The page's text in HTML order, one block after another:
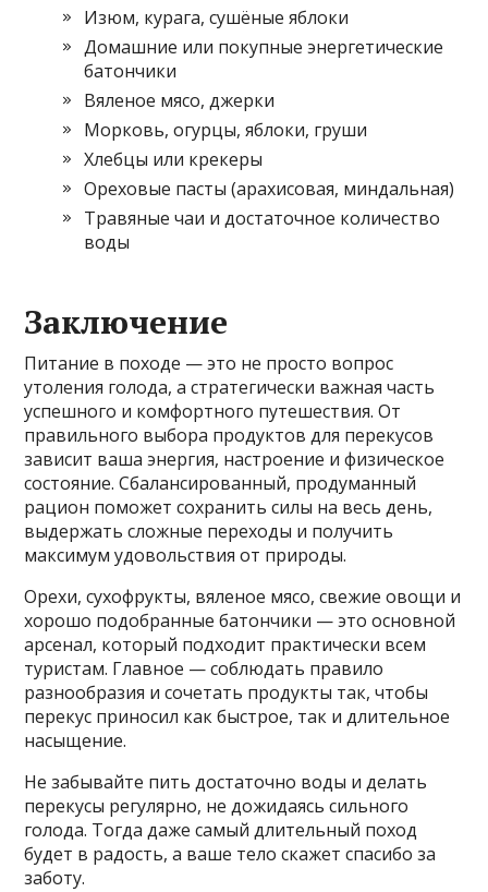
Изюм, курага, сушёные яблоки
Домашние или покупные энергетические
батончики
Вяленое мясо, джерки
Морковь, огурцы, яблоки, груши
Хлебцы или крекеры
Ореховые пасты (арахисовая, миндальная)
Травяные чаи и достаточное количество
воды
Заключение
Питание в походе — это не просто вопрос
утоления голода, а стратегически важная часть
успешного и комфортного путешествия. От
правильного выбора продуктов для перекусов
зависит ваша энергия, настроение и физическое
состояние. Сбалансированный, продуманный
рацион поможет сохранить силы на весь день,
выдержать сложные переходы и получить
максимум удовольствия от природы.
Орехи, сухофрукты, вяленое мясо, свежие овощи и
хорошо подобранные батончики — это основной
арсенал, который подходит практически всем
туристам. Главное — соблюдать правило
разнообразия и сочетать продукты так, чтобы
перекус приносил как быстрое, так и длительное
насыщение.
Не забывайте пить достаточно воды и делать
перекусы регулярно, не дожидаясь сильного
голода. Тогда даже самый длительный поход
будет в радость, а ваше тело скажет спасибо за
заботу.